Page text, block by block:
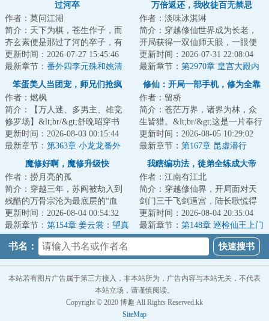
过河卒
作者：莫问江湖
简介：天下为棋，苍生作子，而
齐玄素便是那过了河的卒子，有
进无退，一往无前。...
更新时间：2026-07-27 15:45:46
最新章节： 番外四李元殊和姚清
万倍返还，我收徒百无禁忌
作者：淡味冰淇淋
简介：穿越修仙世界成为长老，
开局获得一双仙师天眼，一眼便
可看穿无数弟子资质与缺陷；收
徒圣阶资质弟子...
更新时间：2026-07-31 22:08:04
最新章节： 第2970章 皇宫大殿内
的夜空
笨蛋美人当团宠，师兄们抢疯
作者：燃枫
简介：【万人迷、多男主、雄竞
修罗场】&lt;br/&gt;舒晩昭穿书
了。&lt;br/&gt;原主作恶多端，娇
纵任性。&l...
更新时间：2026-08-03 00:15:44
最新章节： 第363章 小龙龙番外
1（养成系列）
修仙：开局一部手机，修为全靠
作者：留桥
简介：苍茫万界，诸界为林，众
生皆猎。&lt;br/&gt;这是一片奉行
黑暗森林法则的残酷修真天地资
源枯竭，猜...
更新时间：2026-08-05 10:29:02
最新章节： 第167章 昆虚潜行
魔修好啊，魔修升级快
作者：捞月亮的孤
简介：穿越三年，苏阎被劫入到
残酷的万骨宗沦为最底层的“血
食”杂役。&lt;br/&gt;宗门铁律，
反杀宗门弟...
更新时间：2026-08-04 00:54:32
最新章节： 第154章 姜云裳：望真
人赐予我血脉
我瞎编功法，徒弟全练成大帝
了！
作者：江南有江北
简介：穿越修仙界，开局面对天
剑门三千飞剑逼宫，陆长歌慌得
一批。&lt;br/&gt;幸好觉醒【万道
授徒返还系...
更新时间：2026-08-04 20:35:04
最新章节： 第148章 巡检仙王上门
断水，叶炎一勺炒熟天劫
书名：
本站若有图片广告属于第三方接入，非本站所为，广告内容与本站无关，不代表
本站立场，请谨慎阅读。
Copyright © 2020 博趣 All Rights Reserved.kk
SiteMap